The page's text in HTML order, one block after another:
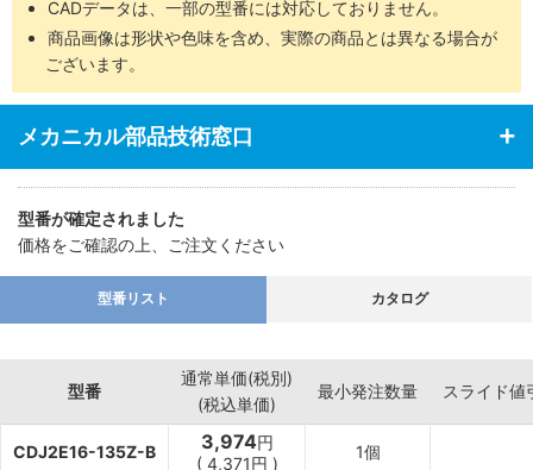
CADデータは、一部の型番には対応しておりません。
商品画像は形状や色味を含め、実際の商品とは異なる場合が
ございます。
メカニカル部品技術窓口
型番が確定されました
価格をご確認の上、ご注文ください
型番リスト カタログ
型番
通常単価(税別)
(税込単価)
最小発注数量 スライド値
CDJ2E16-135Z-B 3,974円
( 4,371円 )
1個